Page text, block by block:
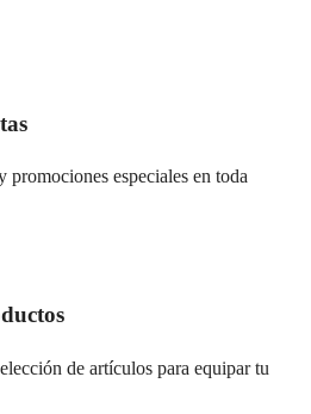
especiales en toda
de artículos para equipar tu